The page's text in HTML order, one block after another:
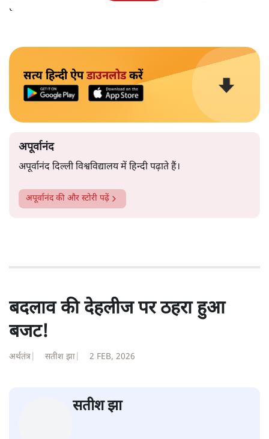
हैं।भारत के तक़रीबन हर हिस्से से ऐसी खबर आती ही रहती है।
सत्य हिन्दी ऐपडाउनलोडकरें
अपूर्वानंद
अपूर्वानंद दिल्ली विश्वविद्यालय में हिन्दी पढ़ाते हैं।
अपूर्वानंदकी और स्टोरी पढ़ें
बदलाव की देहलीज पर ठहरा हुआ
बजट!
अर्थतंत्र सतीश झा 2 FEB, 2026